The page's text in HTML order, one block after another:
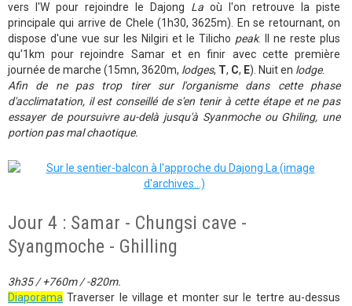
vers l'W pour rejoindre le Dajong La où l'on retrouve la piste
principale qui arrive de Chele (1h30, 3625m). En se retournant, on
dispose d'une vue sur les Nilgiri et le Tilicho peak. Il ne reste plus
qu'1km pour rejoindre Samar et en finir avec cette première
journée de marche (15mn, 3620m, lodges, T, C, E). Nuit en lodge.
Afin de ne pas trop tirer sur l'organisme dans cette phase
d'acclimatation, il est conseillé de s'en tenir à cette étape et ne pas
essayer de poursuivre au-delà jusqu'à Syanmoche ou Ghiling, une
portion pas mal chaotique.
Jour 4 : Samar - Chungsi cave -
Syangmoche - Ghilling
3h35 / +760m / -820m.
Diaporama Traverser le village et monter sur le tertre au-dessus